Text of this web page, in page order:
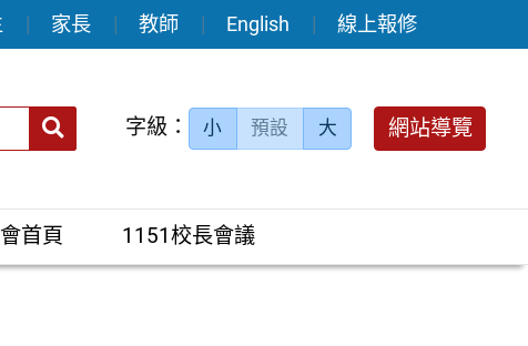
家長 教師 English 線上報修
送出 字級： 小 預設 大 網站導覽
首頁 1151校長會議